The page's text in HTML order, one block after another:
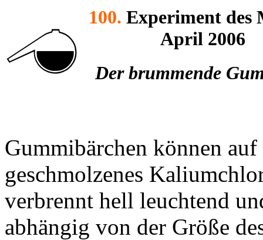
100. Experiment des
April 2006
Der brummende
Gummibärchen können
geschmolzenes
verbrennt hell leuchtend
abhängig von der Größe